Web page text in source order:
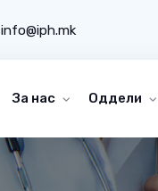
info@iph.mk
За нас Оддели